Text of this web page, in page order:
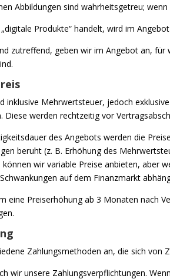
Abbildungen sind wahrheitsgetreu;
Produkte“ handelt, wird im
zutreffend, geben wir im Angebot an,
inklusive Mehrwertsteuer, jedoch
Diese werden rechtzeitig vor
des Angebots werden die
beruht (z. B. Erhöhung des
können wir variable Preise anbieten, aber
auf dem Finanzmarkt
eine Preiserhöhung ab 3 Monaten nach
Zahlungsmethoden an, die sich von
wir unsere Zahlungsverpflichtungen.